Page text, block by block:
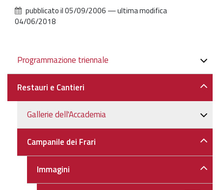
alle
dimensioni
pubblicato il05/09/2006 —ultima modifica
04/06/2018
Navigazione
Programmazione triennale
Restauri e Cantieri
Gallerie dell'Accademia
Campanile dei Frari
Immagini